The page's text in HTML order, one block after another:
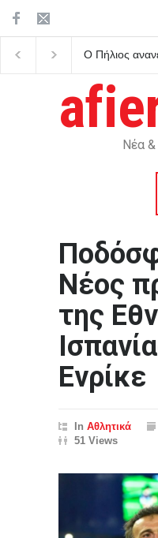
Ο Πήλιος
Νέα
Νέος
της
Ενρίκε
In Αθλητικά
51 Views